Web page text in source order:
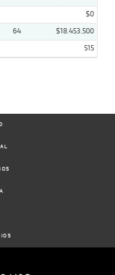
$0
64
$18.453.500
515